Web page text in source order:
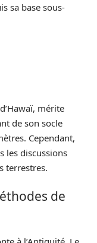
sa base sous-
mérite
de son socle
Cependant,
les discussions
terrestres.
de